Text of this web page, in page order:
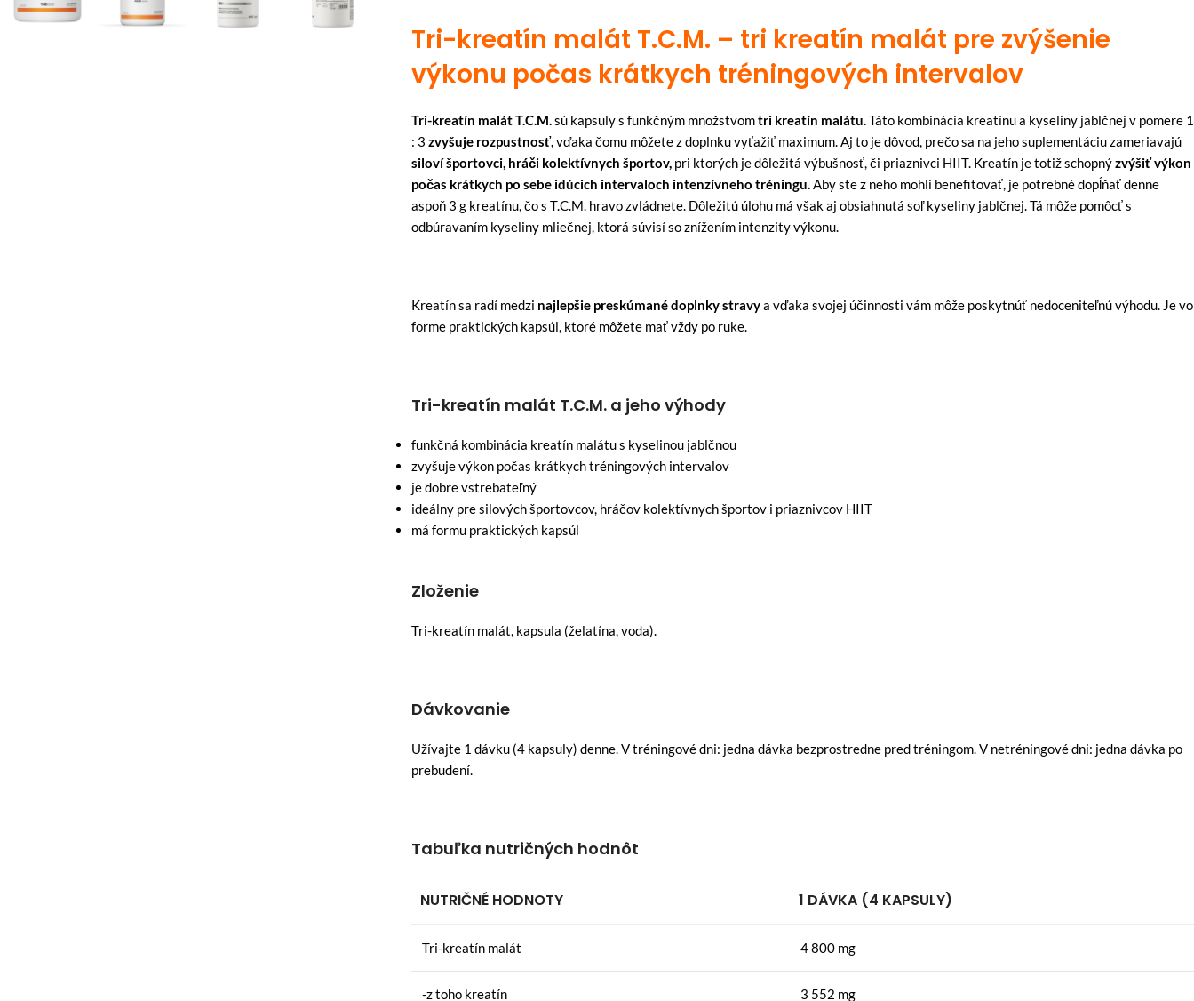
Tri-kreatín malát T.C.M. – tri kreatín malát pre zvýšenie
výkonu počas krátkych tréningových intervalov
Tri-kreatín malát T.C.M.sú kapsuly s funkčným množstvomtri kreatín malátu.Táto kombinácia kreatínu a kyseliny jablčnej v pomere 1
: 3 zvyšuje rozpustnosť,vďaka čomu môžete z doplnku vyťažiť maximum. Aj to je dôvod, prečo sa na jeho suplementáciu zameriavajú
siloví športovci, hráči kolektívnych športov, pri ktorých je dôležitá výbušnosť, či priaznivci HIIT. Kreatín je totiž schopnýzvýšiť výkon
počas krátkych po sebe idúcich intervaloch intenzívneho tréningu.Aby ste z neho mohli benefitovať, je potrebné dopĺňať denne
aspoň 3 g kreatínu, čo s T.C.M. hravo zvládnete. Dôležitú úlohu má však aj obsiahnutá soľ kyseliny jablčnej. Tá môže pomôcť s
odbúravaním kyseliny mliečnej, ktorá súvisí so znížením intenzity výkonu.
Kreatín sa radí medzi najlepšie preskúmané doplnky stravya vďaka svojej účinnosti vám môže poskytnúť nedoceniteľnú výhodu. Je vo
forme praktických kapsúl, ktoré môžete mať vždy po ruke.
Tri-kreatín malát T.C.M. a jeho výhody
funkčná kombinácia kreatín malátu s kyselinou jablčnou
zvyšuje výkon počas krátkych tréningových intervalov
je dobre vstrebateľný
ideálny pre silových športovcov, hráčov kolektívnych športov i priaznivcov HIIT
má formu praktických kapsúl
Zloženie
Tri-kreatín malát, kapsula (želatína, voda).
Dávkovanie
Užívajte 1 dávku (4 kapsuly) denne. V tréningové dni: jedna dávka bezprostredne pred tréningom. V netréningové dni: jedna dávka po
prebudení.
Tabuľka nutričných hodnôt
NUTRIČNÉ HODNOTY 1 DÁVKA (4 KAPSULY)
Tri-kreatín malát 4 800 mg
-z toho kreatín 3 552 mg